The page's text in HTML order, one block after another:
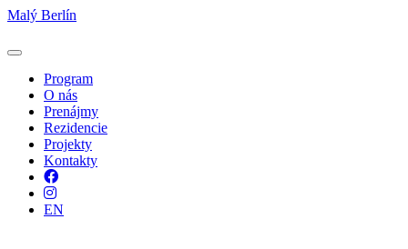
Malý Berlín
Program
O nás
Prenájmy
Rezidencie
Projekty
Kontakty
Facebook
Instagram
EN